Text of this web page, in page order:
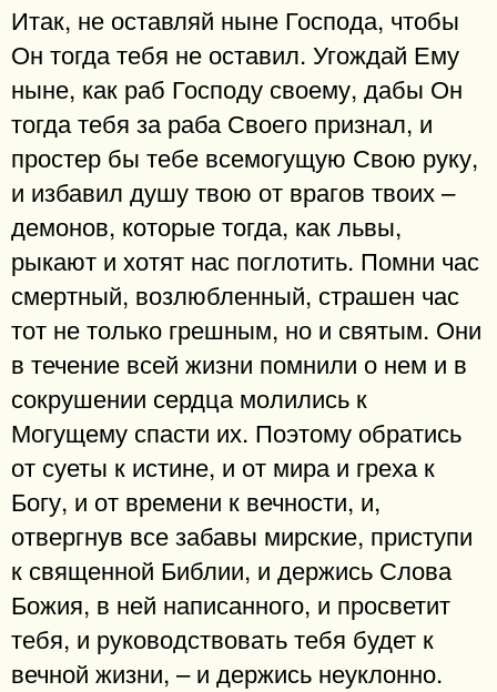
Итак, не оставляй ныне Господа, чтобы
Он тогда тебя не оставил. Угождай Ему
ныне, как раб Господу своему, дабы Он
тогда тебя за раба Своего признал, и
простер бы тебе всемогущую Свою руку,
и избавил душу твою от врагов твоих –
демонов, которые тогда, как львы,
рыкают и хотят нас поглотить. Помни час
смертный, возлюбленный, страшен час
тот не только грешным, но и святым. Они
в течение всей жизни помнили о нем и в
сокрушении сердца молились к
Могущему спасти их. Поэтому обратись
от суеты к истине, и от мира и греха к
Богу, и от времени к вечности, и,
отвергнув все забавы мирские, приступи
к священной Библии, и держись Слова
Божия, в ней написанного, и просветит
тебя, и руководствовать тебя будет к
вечной жизни, – и держись неуклонно.